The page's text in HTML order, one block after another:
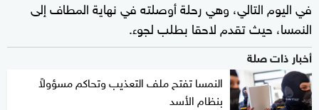
في اليوم التالي، وهي رحلة أوصلته في نهاية المطاف إلى
النمسا، حيث تقدم لاحقا بطلب لجوء.
أخبار ذات صلة
النمسا تفتح ملف التعذيب وتحاكم مسؤولاً
بنظام الأسد